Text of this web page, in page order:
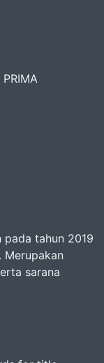
PRIMA
pada tahun 2019
Merupakan
sarana